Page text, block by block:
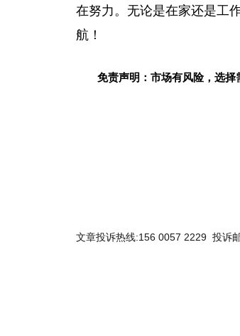
在努力。无论是在家还是工
航！
免责声明：市场有风险，选择
文章投诉热线:156 0057 2229 投诉